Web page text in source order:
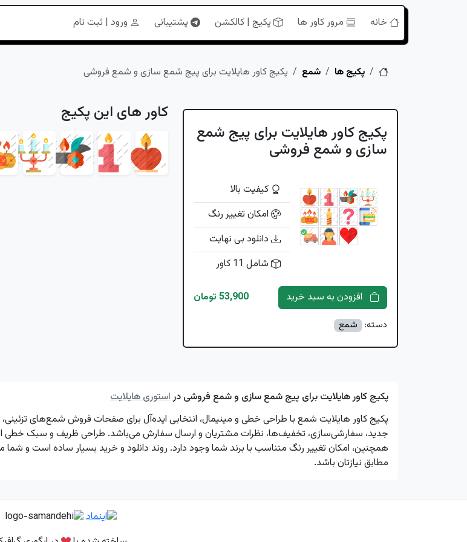
خانه مرور کاور ها پکیج | کالکشن پشتیبانی ورود | ثبت نام
خانهپکیج ها شمع پکیج کاور هایلایت برای پیج شمع سازی و شمع فروشی
پکیج کاور هایلایت برای پیج شمع
سازی و شمع فروشی
کیفیت بالا
امکان تغییر رنگ
دانلود بی نهایت
شامل 11 کاور
53,900 تومان
دسته: شمع
کاور های این پکیج
پکیج کاور هایلایت برای پیج شمع سازی و شمع فروشی دراستوری هایلایت
پکیج کاور هایلایت شمع با طراحی خطی و مینیمال، انتخابی ایده‌آل برای صفحات فروش شمع‌های
جدید، سفارشی‌سازی، تخفیف‌ها، نظرات مشتریان و ارسال سفارش می‌باشد. طراحی ظریف و سبک خطی
همچنین، امکان تغییر رنگ متناسب با برند شما وجود دارد. روند دانلود و خرید بسیار ساده است و شما
مطابق نیازتان باشد.